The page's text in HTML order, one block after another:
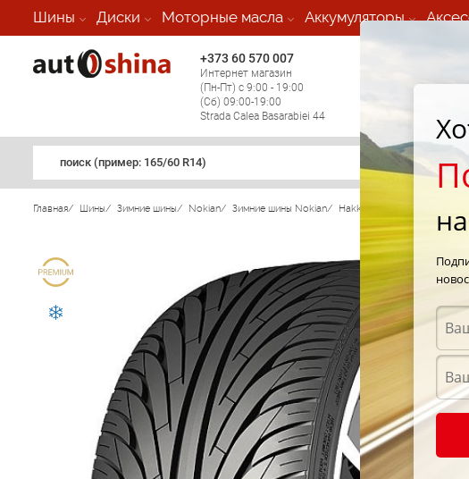
Шины Диски Моторные масла Аккумуляторы
+373 60 570 007
Интернет магазин
(Пн-Пт) с 9:00 - 19:00
(Сб) 09:00-19:00
Strada Calea Basarabiei 44
(круглосуточно по
поиск (примеp: 165/60 R14)
Главная/ Шины/ Зимние шины/ Nokian/ Зимние шины Nokian/ Hakkapeliitta R2